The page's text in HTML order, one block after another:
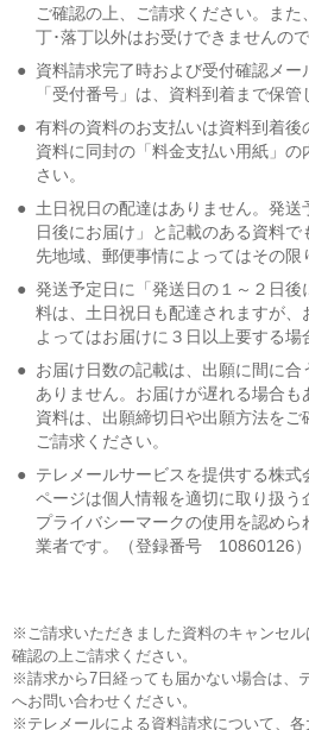
ご確認の上、ご請求ください。ま
丁･落丁以外はお受けできませんの
● 資料請求完了時および受付確認メ
「受付番号」は、資料到着まで保管
● 有料の資料のお支払いは資料到着後
資料に同封の「料金支払い用紙」
さい。
● 土日祝日の配達はありません。発送
日後にお届け」と記載のある資料
先地域、郵便事情によってはその限
● 発送予定日に「発送日の１～２日後
料は、土日祝日も配達されますが、
よってはお届けに３日以上要する場
● お届け日数の記載は、出願に間に
ありません。お届けが遅れる場合
資料は、出願締切日や出願方法をご
ご請求ください。
● テレメールサービスを提供する株式
ページは個人情報を適切に取り扱う
プライバシーマークの使用を認めら
業者です。（登録番号 10860126）
※ご請求いただきました資料のキャンセ
確認の上ご請求ください。
※請求から7日経っても届かない場合は、
へお問い合わせください。
※テレメールによる資料請求について、